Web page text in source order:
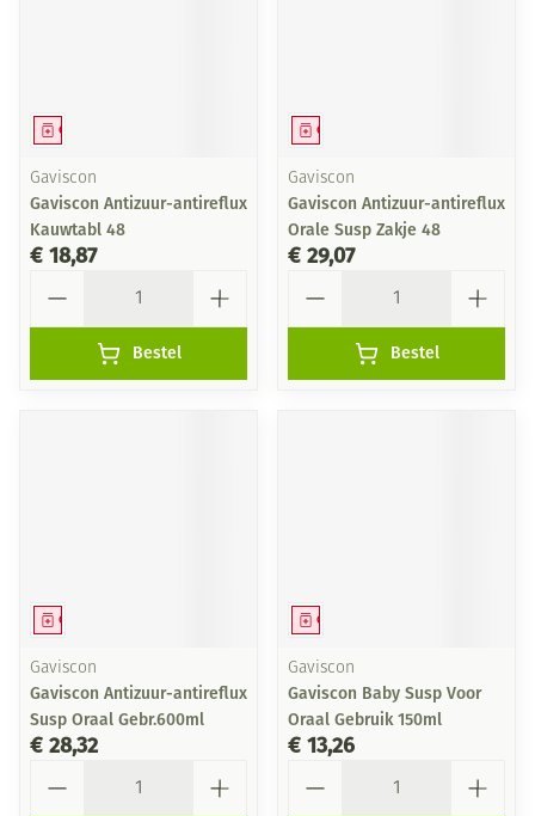
Geneesmiddel
Gaviscon
Gaviscon Antizuur-antireflux
Kauwtabl 48
€ 18,87
Bestel
Geneesmiddel
Gaviscon
Gaviscon Antizuur-antireflux
Orale Susp Zakje 48
€ 29,07
Bestel
Geneesmiddel
Gaviscon
Gaviscon Antizuur-antireflux
Susp Oraal Gebr.600ml
€ 28,32
Geneesmiddel
Gaviscon
Gaviscon Baby Susp Voor
Oraal Gebruik 150ml
€ 13,26